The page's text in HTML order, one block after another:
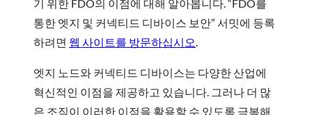
기 위한 FDO의 이점에 대해 알아봅니다. “FDO를
통한 엣지 및 커넥티드 디바이스 보안” 서밋에 등록
하려면 웹 사이트를 방문하십시오.
엣지 노드와 커넥티드 디바이스는 다양한 산업에
혁신적인 이점을 제공하고 있습니다. 그러나 더 많
은 조직이 이러한 이점을 활용할 수 있도록 극복해